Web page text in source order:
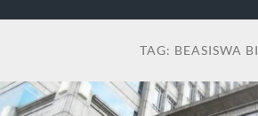
TAG: BEASISWA BI